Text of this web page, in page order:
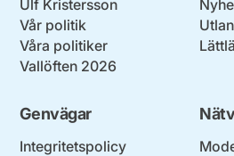
Ulf Kristersson
Vår politik
Våra politiker
Vallöften 2026
Genvägar
Integritetspolicy